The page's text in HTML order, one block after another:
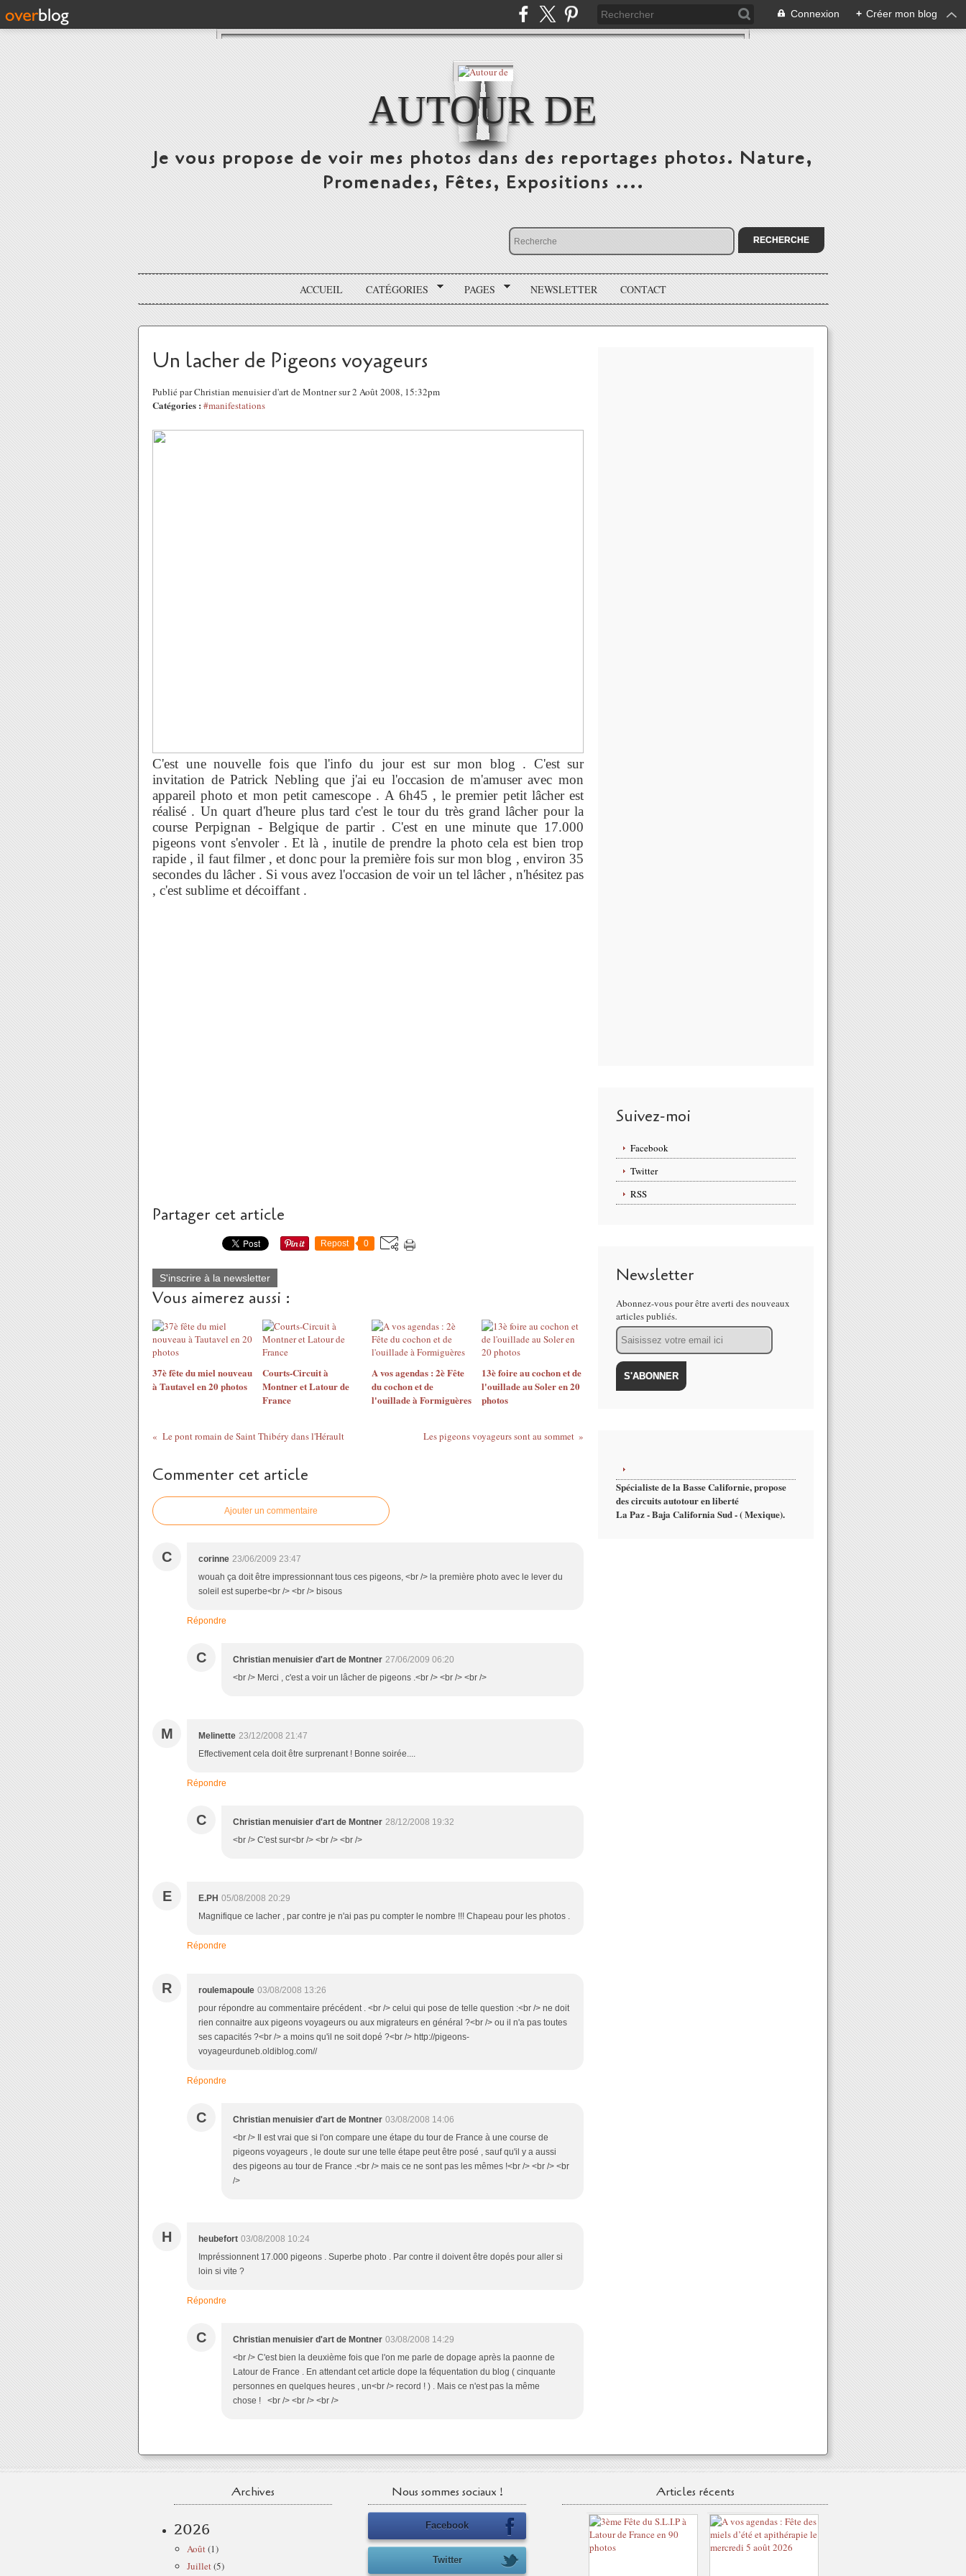
Connexion + Créer mon blog
AUTOUR DE
Je vous propose de voir mes photos dans des reportages photos. Nature,
Promenades, Fêtes, Expositions ....
ACCUEIL CATÉGORIES PAGES NEWSLETTER CONTACT
Un lacher de Pigeons voyageurs
Publié par Christian menuisier d'art de Montner sur 2 Août 2008, 15:32pm
Catégories : #manifestations
C'est une nouvelle fois que l'info du jour est sur mon blog . C'est sur
invitation de Patrick Nebling que j'ai eu l'occasion de m'amuser avec mon
appareil photo et mon petit camescope . A 6h45 , le premier petit lâcher est
réalisé . Un quart d'heure plus tard c'est le tour du très grand lâcher pour la
course Perpignan - Belgique de partir . C'est en une minute que 17.000
pigeons vont s'envoler . Et là , inutile de prendre la photo cela est bien trop
rapide , il faut filmer , et donc pour la première fois sur mon blog , environ 35
secondes du lâcher . Si vous avez l'occasion de voir un tel lâcher , n'hésitez pas
, c'est sublime et décoiffant .
Partager cet article
Repost 0
S'inscrire à la newsletter
Vous aimerez aussi :
37è fête du miel nouveau
à Tautavel en 20 photos
Courts-Circuit à
Montner et Latour de
France
A vos agendas : 2è Fête
du cochon et de
l'ouillade à Formiguères
13è foire au cochon et de
l'ouillade au Soler en 20
photos
Le pont romain de Saint Thibéry dans l'Hérault Les pigeons voyageurs sont au sommet
Commenter cet article
Ajouter un commentaire
C corinne 23/06/2009 23:47
wouah ça doit être impressionnant tous ces pigeons, <br /> la première photo avec le lever du
soleil est superbe<br /> <br /> bisous
Répondre
C Christian menuisier d'art de Montner 27/06/2009 06:20
<br /> Merci , c'est a voir un lâcher de pigeons .<br /> <br /> <br />
M Melinette 23/12/2008 21:47
Effectivement cela doit être surprenant ! Bonne soirée....
Répondre
C Christian menuisier d'art de Montner 28/12/2008 19:32
<br /> C'est sur<br /> <br /> <br />
E E.PH 05/08/2008 20:29
Magnifique ce lacher , par contre je n'ai pas pu compter le nombre !!! Chapeau pour les photos .
Répondre
R roulemapoule 03/08/2008 13:26
pour répondre au commentaire précédent . <br /> celui qui pose de telle question :<br /> ne doit
rien connaitre aux pigeons voyageurs ou aux migrateurs en général ?<br /> ou il n'a pas toutes
ses capacités ?<br /> a moins qu'il ne soit dopé ?<br /> http://pigeons-
voyageurduneb.oldiblog.com//
Répondre
C Christian menuisier d'art de Montner 03/08/2008 14:06
<br /> Il est vrai que si l'on compare une étape du tour de France à une course de
pigeons voyageurs , le doute sur une telle étape peut être posé , sauf qu'il y a aussi
des pigeons au tour de France .<br /> mais ce ne sont pas les mêmes !<br /> <br /> <br
/>
H heubefort 03/08/2008 10:24
Impréssionnent 17.000 pigeons . Superbe photo . Par contre il doivent être dopés pour aller si
loin si vite ?
Répondre
C Christian menuisier d'art de Montner 03/08/2008 14:29
<br /> C'est bien la deuxième fois que l'on me parle de dopage après la paonne de
Latour de France . En attendant cet article dope la féquentation du blog ( cinquante
personnes en quelques heures , un<br /> record ! ) . Mais ce n'est pas la même
chose ! <br /> <br /> <br />
Suivez-moi
Facebook
Twitter
RSS
Newsletter
Abonnez-vous pour être averti des nouveaux
articles publiés.
Email
Spécialiste de la Basse Californie, propose
des circuits autotour en liberté
La Paz - Baja California Sud - ( Mexique).
Archives
2026
Août(1)
Juillet(5)
Nous sommes sociaux !
Facebook
Twitter
Articles récents